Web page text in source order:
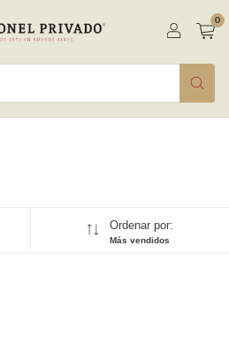
0
Ordenar por:
Más vendidos